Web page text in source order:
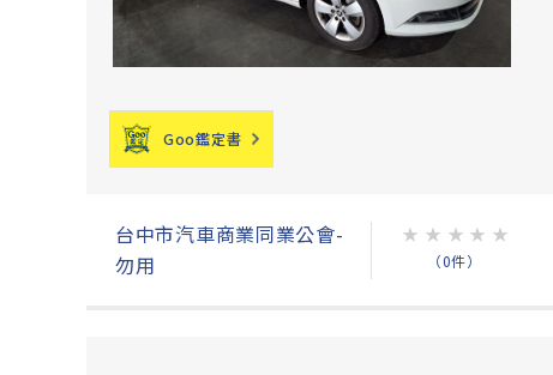
Goo鑑定書
台中市汽車商業同業公會-
勿用
★ ★ ★ ★ ★
（0件）